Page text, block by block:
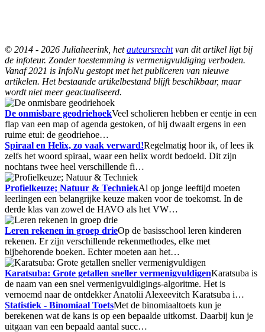
© 2014 - 2026 Juliaheerink, hetauteursrechtvan dit artikel ligt bij
de infoteur. Zonder toestemming is vermenigvuldiging verboden.
Vanaf 2021 is InfoNu gestopt met het publiceren van nieuwe
artikelen. Het bestaande artikelbestand blijft beschikbaar, maar
wordt niet meer geactualiseerd.
De onmisbare geodriehoekVeel scholieren hebben er eentje in een
flap van een map of agenda gestoken, of hij dwaalt ergens in een
ruime etui: de geodriehoe…
Spiraal en Helix, zo vaak verward!Regelmatig hoor ik, of lees ik
zelfs het woord spiraal, waar een helix wordt bedoeld. Dit zijn
nochtans twee heel verschillende fi…
Profielkeuze; Natuur & TechniekAl op jonge leeftijd moeten
leerlingen een belangrijke keuze maken voor de toekomst. In de
derde klas van zowel de HAVO als het VW…
Leren rekenen in groep drieOp de basisschool leren kinderen
rekenen. Er zijn verschillende rekenmethodes, elke met
bijbehorende boeken. Echter moeten aan het…
Karatsuba: Grote getallen sneller vermenigvuldigenKaratsuba is
de naam van een snel vermenigvuldigings-algoritme. Het is
vernoemd naar de ontdekker Anatolii Alexeevitch Karatsuba i…
Statistiek - Binomiaal ToetsMet de binomiaaltoets kun je
berekenen wat de kans is op een bepaalde uitkomst. Daarbij kun je
uitgaan van een bepaald aantal succ…